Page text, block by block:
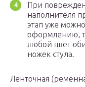
При
наполнителя
этап уже
оформлению,
любой цвет
ножек стула.
Ленточная